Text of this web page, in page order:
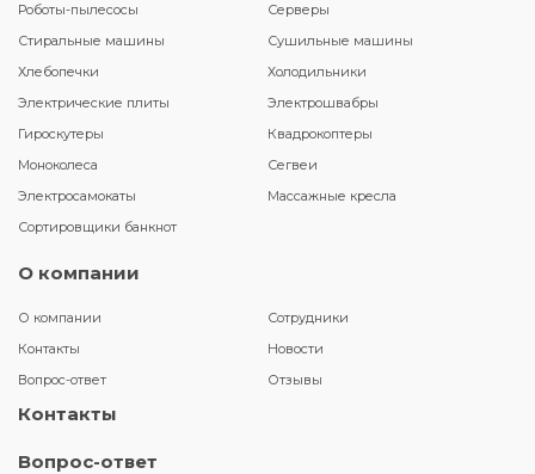
Роботы-пылесосы
Серверы
Стиральные машины
Сушильные машины
Хлебопечки
Холодильники
Электрические плиты
Электрошвабры
Гироскутеры
Квадрокоптеры
Моноколеса
Сегвеи
Электросамокаты
Массажные кресла
Сортировщики банкнот
О компании
О компании
Сотрудники
Контакты
Новости
Вопрос-ответ
Отзывы
Контакты
Вопрос-ответ